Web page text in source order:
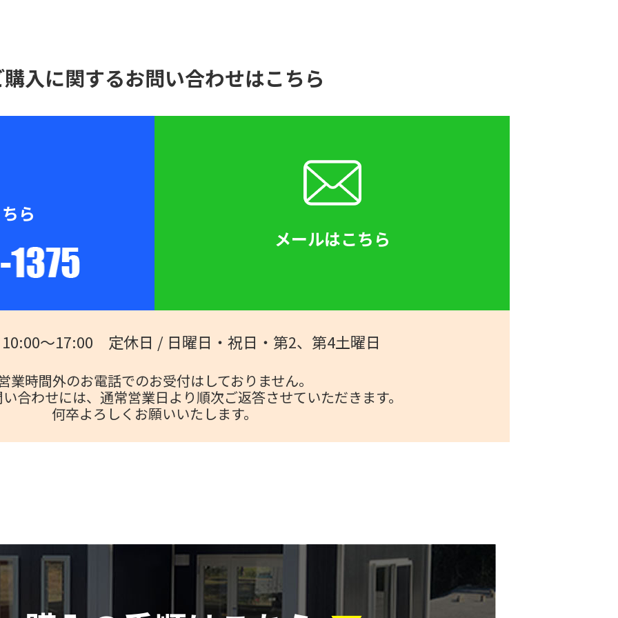
入に関するお問い合わせはこちら
ら
メールはこちら
～17:00 定休日 / 日曜日・祝日・第2、第4土曜日
業時間外のお電話でのお受付はしておりません。
合わせには、 通常営業日より順次ご返答させていただきます。
何卒よろしくお願いいたします。